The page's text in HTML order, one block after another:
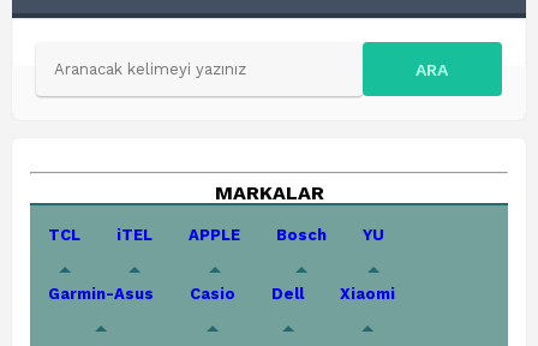
ARA
MARKALAR
TCL iTEL APPLE Bosch YU
Garmin-Asus Casio Dell Xiaomi